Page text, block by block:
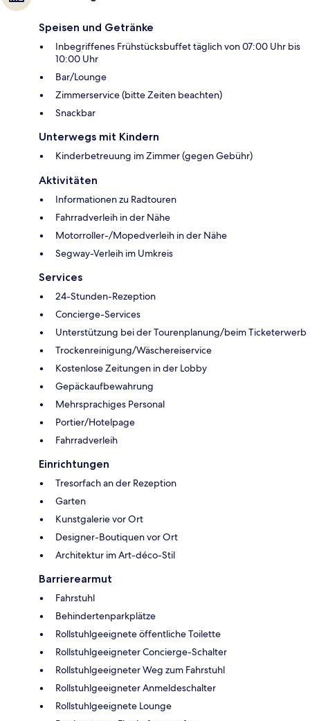
Speisen und Getränke
Inbegriffenes Frühstücksbuffet täglich von 07:00 Uhr bis
10:00 Uhr
Bar/Lounge
Zimmerservice (bitte Zeiten beachten)
Snackbar
Unterwegs mit Kindern
Kinderbetreuung im Zimmer (gegen Gebühr)
Aktivitäten
Informationen zu Radtouren
Fahrradverleih in der Nähe
Motorroller-/Mopedverleih in der Nähe
Segway-Verleih im Umkreis
Services
24-Stunden-Rezeption
Concierge-Services
Unterstützung bei der Tourenplanung/beim Ticketerwerb
Trockenreinigung/Wäschereiservice
Kostenlose Zeitungen in der Lobby
Gepäckaufbewahrung
Mehrsprachiges Personal
Portier/Hotelpage
Fahrradverleih
Einrichtungen
Tresorfach an der Rezeption
Garten
Kunstgalerie vor Ort
Designer-Boutiquen vor Ort
Architektur im Art-déco-Stil
Barrierearmut
Fahrstuhl
Behindertenparkplätze
Rollstuhlgeeignete öffentliche Toilette
Rollstuhlgeeigneter Concierge-Schalter
Rollstuhlgeeigneter Weg zum Fahrstuhl
Rollstuhlgeeigneter Anmeldeschalter
Rollstuhlgeeignete Lounge